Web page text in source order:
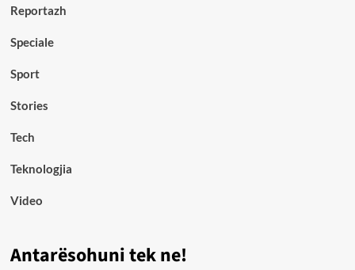
Reportazh
Speciale
Sport
Stories
Tech
Teknologjia
Video
Antarësohuni tek ne!